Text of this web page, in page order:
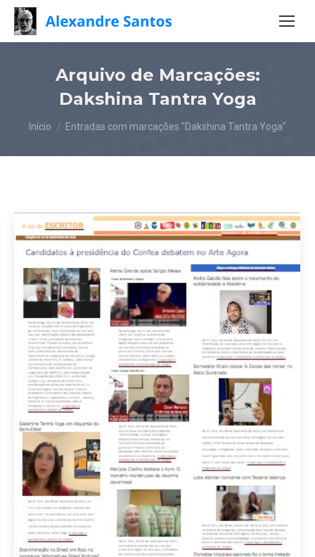
Arquivo de Marcações:
Dakshina Tantra Yoga
Você está aqui:
Início Entradas com marcações "Dakshina Tantra Yoga"